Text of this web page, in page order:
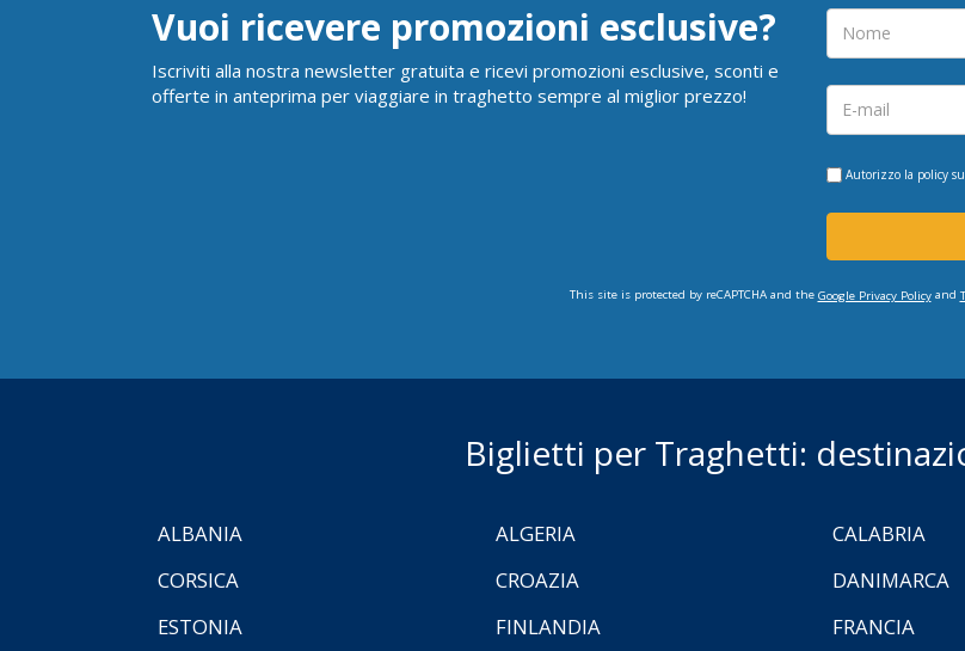
Vuoi ricevere promozioni esclusive?
Iscriviti alla nostra newsletter gratuita e ricevi promozioni esclusive, sconti e
offerte in anteprima per viaggiare in traghetto sempre al miglior prezzo!
Autorizzo la policy
This site is protected by reCAPTCHA and the Google Privacy Policyand
Biglietti per Traghetti:
ALBANIA ALGERIA CALABRIA
CORSICA
CROAZIA DANIMARCA
ESTONIA
FINLANDIA FRANCIA